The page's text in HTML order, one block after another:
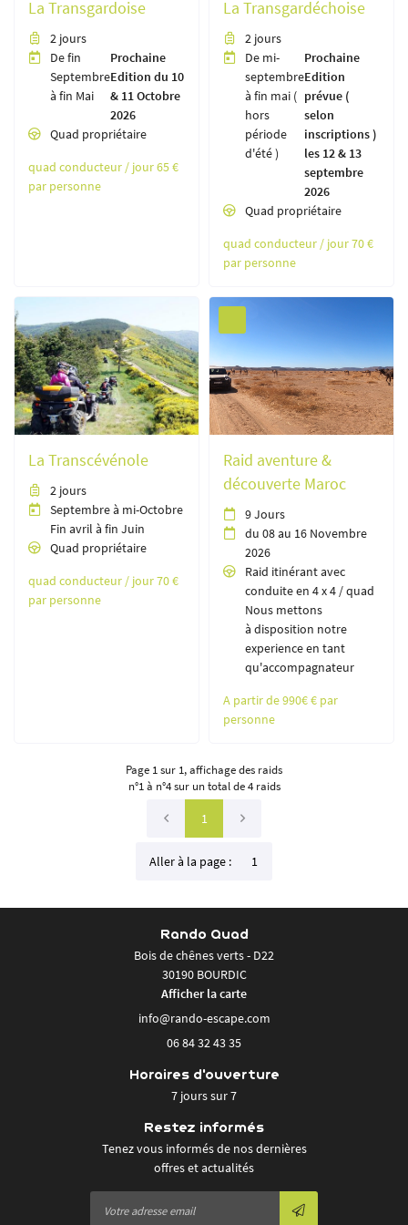
D'ÉVASION
& E-SCOOT
AVENTURES
TARIFS
RAIDS
GALERIE
Une
06 84 32 43 35
Restez
En cochant cette case, vous consentez à recevoir nos propositions commerciales à l'adresse
email indiqué ci-dessus. Vous pouvez vous désinscrire à tout moment en utilisantle
La Transgardoise
 2 jours

De fin
Septembre
à fin Mai
Prochaine
Edition du 10
& 11 Octobre
2026

Quad propriétaire
quad conducteur / jour 65 €
par personne
La Transgardéchoise
 2 jours

De mi-
septembre
à fin mai (
hors
période
d'été )
Prochaine
Edition
prévue (
selon
inscriptions )
les 12 & 13
septembre
2026

Quad propriétaire
quad conducteur / jour 70 €
par personne
La Transcévénole
 2 jours

Septembre à mi-Octobre
Fin avril à fin Juin

Quad propriétaire
quad conducteur / jour 70 €
par personne
Raid aventure &
découverte Maroc
 9 Jours

du 08 au 16 Novembre
2026

Raid itinérant avec
conduite en 4 x 4 / quad
Nous mettons
à disposition notre
experience en tant
qu'accompagnateur
A partir de 990€ € par
personne
Page 1 sur 1, affichage des raids
n°1 à n°4 sur un total de 4raids
1
Aller à la page :
Rando Quad
Bois de chênes verts - D22
30190 BOURDIC
Afficher la carte
06 84 32 43 35
Horaires d'ouverture
7 jours sur 7
Restez informés
Tenez vous informés de nos dernières
offres et actualités